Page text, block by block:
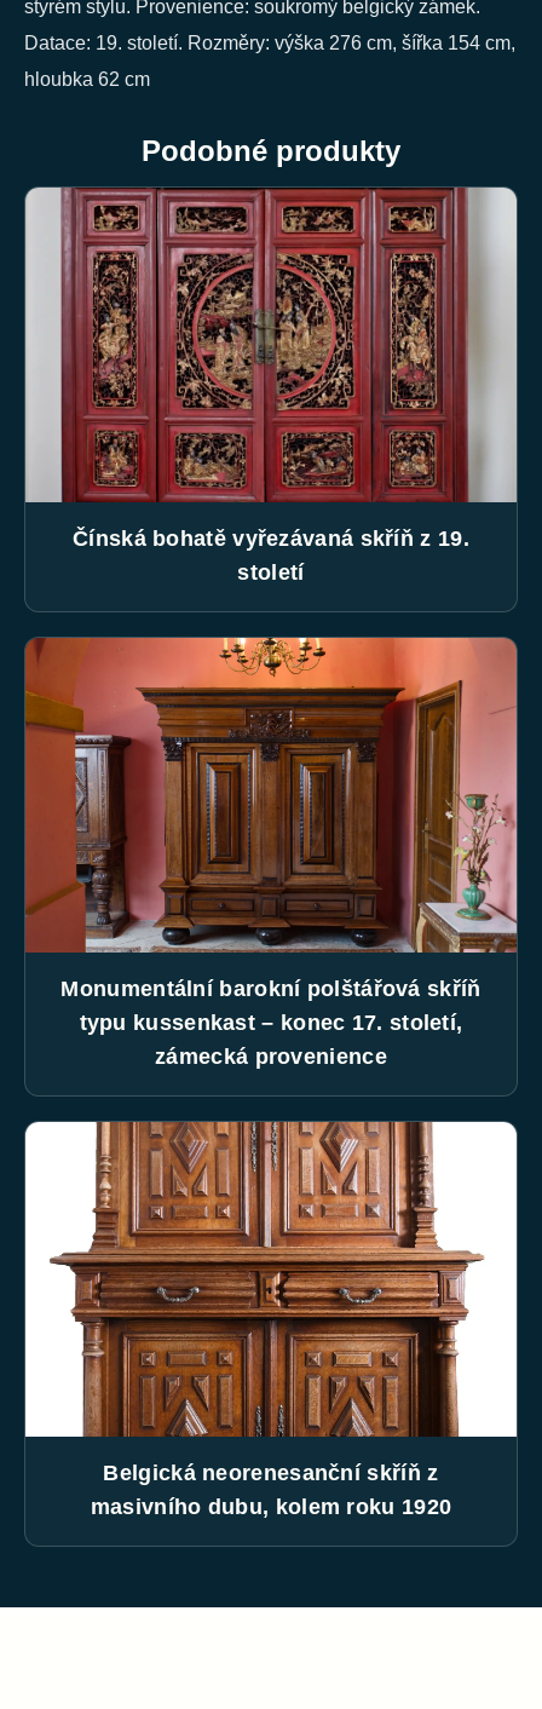
styrém stylu. Provenience: soukromý belgický zámek.
Datace: 19. století. Rozměry: výška 276 cm, šířka 154 cm,
hloubka 62 cm
Podobné produkty
Čínská bohatě vyřezávaná skříň z 19.
století
Monumentální barokní polštářová skříň
typu kussenkast – konec 17. století,
zámecká provenience
Belgická neorenesanční skříň z
masivního dubu, kolem roku 1920